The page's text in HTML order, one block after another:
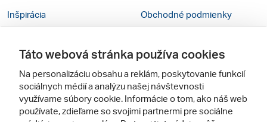
Inšpirácia
Cestovné kancelárie
Zájezdy.cz
Obchodné podmienky
Nastavenie cookies
Mobilná verzia webu
Sledujte nás
Táto webová stránka používa cookies
Na personalizáciu obsahu a reklám, poskytovanie funkcií
sociálnych médií a analýzu našej návštevnosti
využívame súbory cookie. Informácie o tom, ako náš web
používate, zdieľame so svojimi partnermi pre sociálne